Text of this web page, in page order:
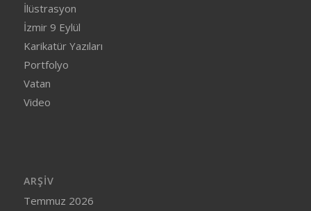
İlüstrasyon
İzmir 9 Eylül
Karikatür Yazıları
Portfolyo
Vatan
Video
ARŞIV
Temmuz 2026